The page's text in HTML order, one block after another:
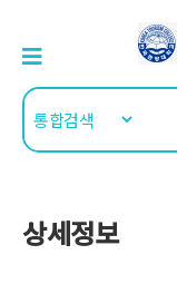
상세정보